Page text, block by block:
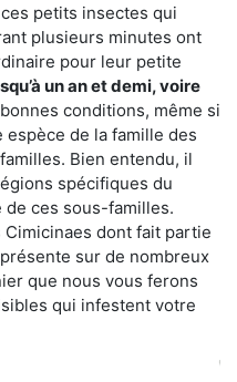
petits insectes qui
plusieurs minutes ont
pour leur petite
un an et demi, voire
conditions, même si
de la famille des
Bien entendu, il
spécifiques du
ces sous-familles.
dont fait partie
sur de nombreux
que nous vous ferons
qui infestent votre